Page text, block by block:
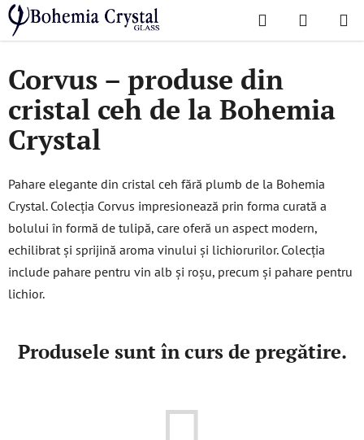
Treci
conținut
Căutare
DE
Acasă
/ Colecții populare Corvus
Corvus – produse din
cristal ceh de la Bohemia
Crystal
Pahare elegante din cristal ceh fără plumb de la Bohemia
Crystal. Colecția Corvus impresionează prin forma curată a
bolului în formă de tulipă, care oferă un aspect modern,
echilibrat și sprijină aroma vinului și lichiorurilor. Colecția
include pahare pentru vin alb și roșu, precum și pahare pentru
lichior.
Produsele sunt în curs de pregătire.